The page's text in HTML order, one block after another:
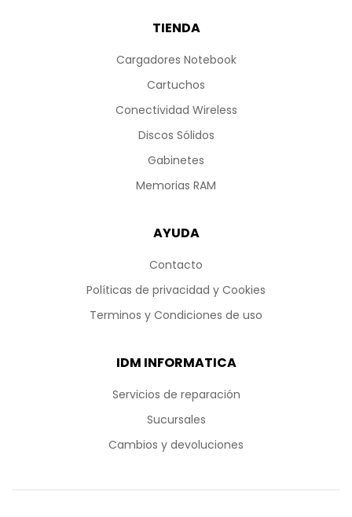
TIENDA
Cargadores Notebook
Cartuchos
Conectividad Wireless
Discos Sólidos
Gabinetes
Memorias RAM
AYUDA
Contacto
Políticas de privacidad y Cookies
Terminos y Condiciones de uso
IDM INFORMATICA
Servicios de reparación
Sucursales
Cambios y devoluciones